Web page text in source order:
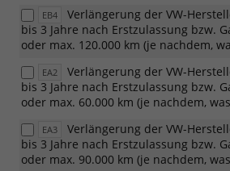
kW)
EB4
Verlängerung der VW-
bis 3 Jahre nach Erstzulassung bzw.
oder max. 120.000 km (je nachdem,
EA2
Verlängerung der VW-
bis 3 Jahre nach Erstzulassung bzw.
oder max. 60.000 km (je nachdem,
EA3
Verlängerung der VW-
bis 3 Jahre nach Erstzulassung bzw.
oder max. 90.000 km (je nachdem,